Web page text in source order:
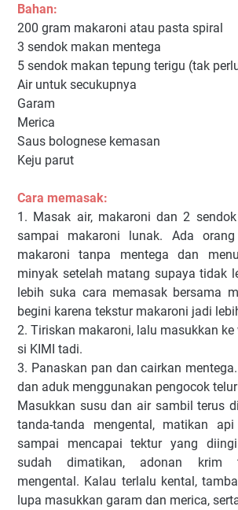
Bahan:
200 gram makaroni atau pasta spiral
3 sendok makan mentega
5 sendok makan tepung terigu (tak
Air untuk secukupnya
Garam
Merica
Saus bolognese kemasan
Keju parut
Cara memasak:
1. Masak air, makaroni dan 2
sampai makaroni lunak. Ada
makaroni tanpa mentega dan
minyak setelah matang supaya tidak
lebih suka cara memasak bersama
begini karena tekstur makaroni jadi
2. Tiriskan makaroni, lalu masukkan
si KIMI tadi.
3. Panaskan pan dan cairkan
dan aduk menggunakan pengocok
Masukkan susu dan air sambil terus
tanda-tanda mengental, matikan
sampai mencapai tektur yang
sudah dimatikan, adonan krim
mengental. Kalau terlalu kental,
lupa masukkan garam dan merica,